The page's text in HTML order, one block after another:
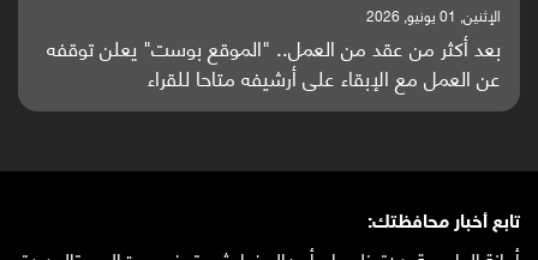
الإثنين, 25 مايو, 2026
باحثون من اليمن يدخلون سباق أبحاث ألزهايمر بدراسة
واعدة منشورة عالميا (ترجمة)
تابع أخبار محافظتك: